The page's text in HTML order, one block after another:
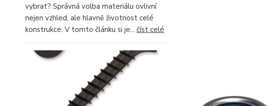
vybrat? Správná volba materiálu ovlivní
nejen vzhled, ale hlavně životnost celé
konstrukce. V tomto článku si je... číst celé